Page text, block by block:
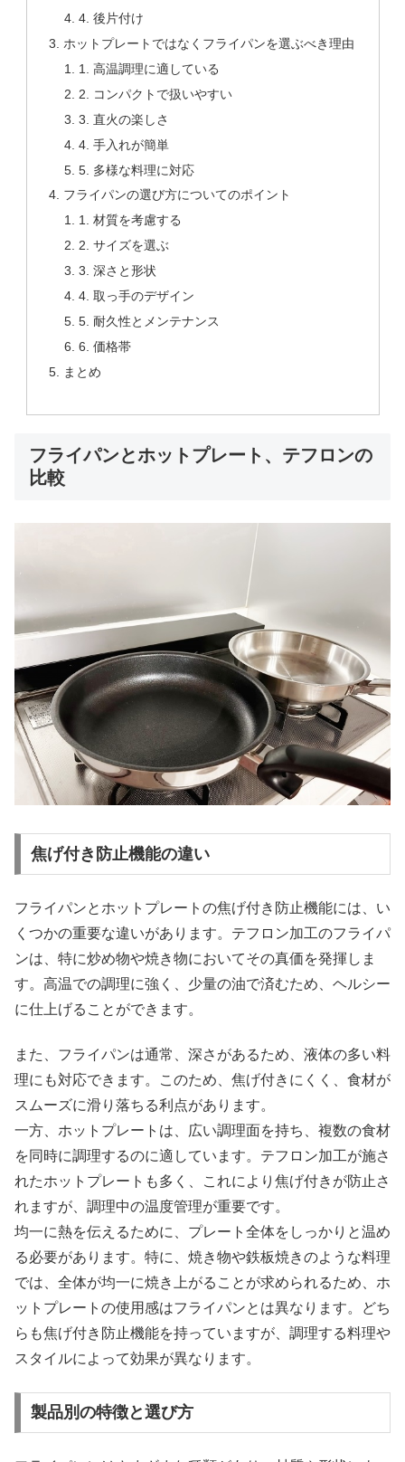
4. 後片付け
ホットプレートではなくフライパンを選ぶべき理由
1. 高温調理に適している
2. コンパクトで扱いやすい
3. 直火の楽しさ
4. 手入れが簡単
5. 多様な料理に対応
フライパンの選び方についてのポイント
1. 材質を考慮する
2. サイズを選ぶ
3. 深さと形状
4. 取っ手のデザイン
5. 耐久性とメンテナンス
6. 価格帯
まとめ
フライパンとホットプレート、テフロンの
比較
焦げ付き防止機能の違い
フライパンとホットプレートの焦げ付き防止機能には、い
くつかの重要な違いがあります。テフロン加工のフライパ
ンは、特に炒め物や焼き物においてその真価を発揮しま
す。高温での調理に強く、少量の油で済むため、ヘルシー
に仕上げることができます。
また、フライパンは通常、深さがあるため、液体の多い料
理にも対応できます。このため、焦げ付きにくく、食材が
スムーズに滑り落ちる利点があります。
一方、ホットプレートは、広い調理面を持ち、複数の食材
を同時に調理するのに適しています。テフロン加工が施さ
れたホットプレートも多く、これにより焦げ付きが防止さ
れますが、調理中の温度管理が重要です。
均一に熱を伝えるために、プレート全体をしっかりと温め
る必要があります。特に、焼き物や鉄板焼きのような料理
では、全体が均一に焼き上がることが求められるため、ホ
ットプレートの使用感はフライパンとは異なります。どち
らも焦げ付き防止機能を持っていますが、調理する料理や
スタイルによって効果が異なります。
製品別の特徴と選び方